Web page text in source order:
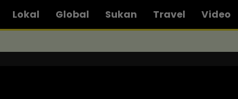
Lokal Global Sukan Travel Video